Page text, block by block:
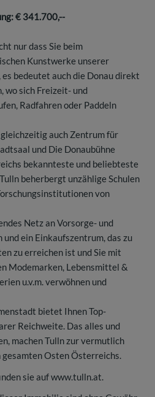
€ 341.700,--
nur dass Sie beim
Kunstwerke unserer
bedeutet auch die Donau direkt
wo sich Freizeit- und
Radfahren oder Paddeln
auch Zentrum für
und Die Donaubühne
bekannteste und beliebteste
beherbergt unzählige Schulen
von
Netz an Vorsorge- und
ein Einkaufszentrum, das zu
zu erreichen ist und Sie mit
Modemarken, Lebensmittel &
u.v.m. verwöhnen und
bietet Ihnen Top-
Reichweite. Das alles und
machen Tulln zur vermutlich
Osten Österreichs.
sie auf www.tulln.at.